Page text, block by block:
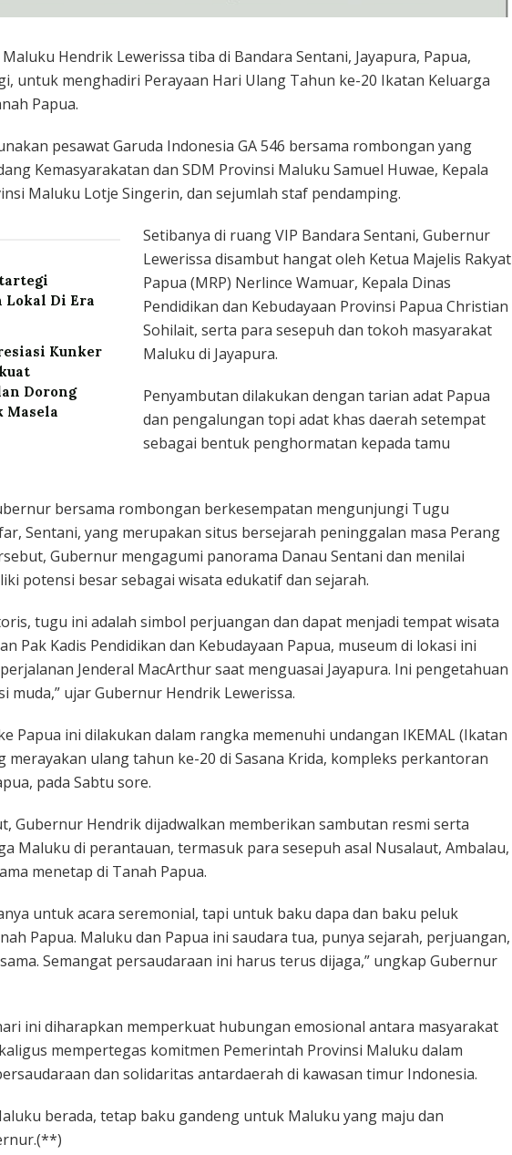
Maluku Hendrik Lewerissa tiba di Bandara Sentani, Jayapura, Papua,
untuk menghadiri Perayaan Hari Ulang Tahun ke-20 Ikatan Keluarga
Papua.
pesawat Garuda Indonesia GA 546 bersama rombongan yang
Kemasyarakatan dan SDM Provinsi Maluku Samuel Huwae, Kepala
Maluku Lotje Singerin, dan sejumlah staf pendamping.
Lokal Di Era
Kunker
Dorong
Masela
Setibanya di ruang VIP Bandara Sentani, Gubernur
Lewerissa disambut hangat oleh Ketua Majelis Rakyat
Papua (MRP) Nerlince Wamuar, Kepala Dinas
Pendidikan dan Kebudayaan Provinsi Papua Christian
Sohilait, serta para sesepuh dan tokoh masyarakat
Maluku di Jayapura.
Penyambutan dilakukan dengan tarian adat Papua
dan pengalungan topi adat khas daerah setempat
sebagai bentuk penghormatan kepada tamu
bersama rombongan berkesempatan mengunjungi Tugu
Sentani, yang merupakan situs bersejarah peninggalan masa Perang
Gubernur mengagumi panorama Danau Sentani dan menilai
potensi besar sebagai wisata edukatif dan sejarah.
tugu ini adalah simbol perjuangan dan dapat menjadi tempat wisata
Pak Kadis Pendidikan dan Kebudayaan Papua, museum di lokasi ini
Jenderal MacArthur saat menguasai Jayapura. Ini pengetahuan
muda,” ujar Gubernur Hendrik Lewerissa.
Papua ini dilakukan dalam rangka memenuhi undangan IKEMAL (Ikatan
merayakan ulang tahun ke-20 di Sasana Krida, kompleks perkantoran
pada Sabtu sore.
Gubernur Hendrik dijadwalkan memberikan sambutan resmi serta
Maluku di perantauan, termasuk para sesepuh asal Nusalaut, Ambalau,
menetap di Tanah Papua.
untuk acara seremonial, tapi untuk baku dapa dan baku peluk
Papua. Maluku dan Papua ini saudara tua, punya sejarah, perjuangan,
Semangat persaudaraan ini harus terus dijaga,” ungkap Gubernur
ini diharapkan memperkuat hubungan emosional antara masyarakat
mempertegas komitmen Pemerintah Provinsi Maluku dalam
dan solidaritas antardaerah di kawasan timur Indonesia.
berada, tetap baku gandeng untuk Maluku yang maju dan